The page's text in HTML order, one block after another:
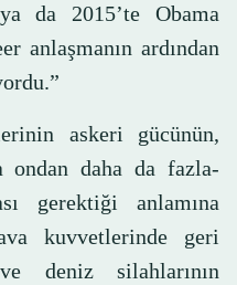
da 2015’te Obama
anlaşmanın ardından
askeri gücünün,
ondan daha da fazla-
gerektiği anlamına
kuvvetlerinde geri
deniz silahlarının